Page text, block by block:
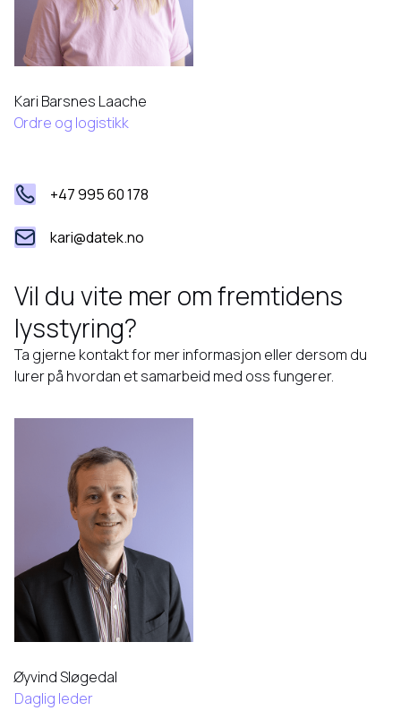
Kari Barsnes Laache
Ordre og logistikk
+47 995 60 178
kari@datek.no
Vil du vite mer om fremtidens
lysstyring?
Ta gjerne kontakt for mer informasjon eller dersom du
lurer på hvordan et samarbeid med oss fungerer.
Øyvind Sløgedal
Daglig leder